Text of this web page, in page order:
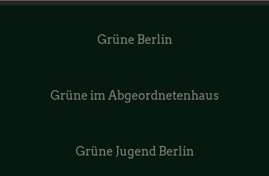
Grüne Berlin
Grüne im Abgeordnetenhaus
Grüne Jugend Berlin